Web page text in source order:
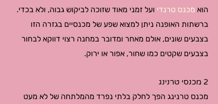
הוא מכנס טרנדי ועל זמני מאוד שזוכה לביקוש גבוה, ולא בכדי.
ברשתות האופנה ניתן למצוא שפע של מכנסיים בגזרה הזו
בצבעים שונים, אולם מאחר ומדובר במחנה רצוי דווקא לבחור
בצבעים שקטים כמו שחור, אפור או ירוק.
2 מכנסי טרנינג
מכנס טרנינג הפך לחלק בלתי נפרד מהמלתחה של לא מעט